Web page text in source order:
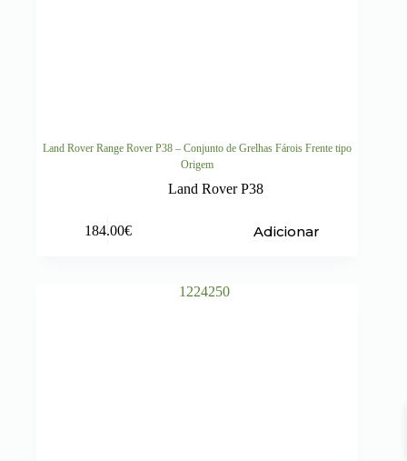
Land Rover Range Rover P38 – Conjunto de Grelhas Fárois Frente tipo
Origem
Land Rover P38
184.00€ Adicionar